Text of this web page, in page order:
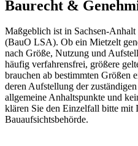
Baurecht &
Maßgeblich ist in Sachsen-
(BauO LSA). Ob ein Mietzelt
nach Größe, Nutzung und
häufig verfahrensfrei, größere
brauchen ab bestimmten Größen
deren Aufstellung der
allgemeine Anhaltspunkte und
klären Sie den Einzelfall bitte mit
Bauaufsichtsbehörde.